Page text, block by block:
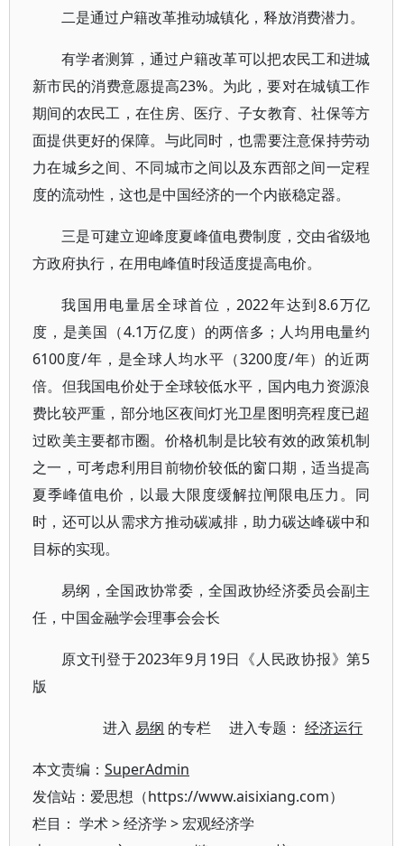
二是通过户籍改革推动城镇化，释放消费潜力。
有学者测算，通过户籍改革可以把农民工和进城
新市民的消费意愿提高23%。为此，要对在城镇工作
期间的农民工，在住房、医疗、子女教育、社保等方
面提供更好的保障。与此同时，也需要注意保持劳动
力在城乡之间、不同城市之间以及东西部之间一定程
度的流动性，这也是中国经济的一个内嵌稳定器。
三是可建立迎峰度夏峰值电费制度，交由省级地
方政府执行，在用电峰值时段适度提高电价。
我国用电量居全球首位，2022年达到8.6万亿
度，是美国（4.1万亿度）的两倍多；人均用电量约
6100度/年，是全球人均水平（3200度/年）的近两
倍。但我国电价处于全球较低水平，国内电力资源浪
费比较严重，部分地区夜间灯光卫星图明亮程度已超
过欧美主要都市圈。价格机制是比较有效的政策机制
之一，可考虑利用目前物价较低的窗口期，适当提高
夏季峰值电价，以最大限度缓解拉闸限电压力。同
时，还可以从需求方推动碳减排，助力碳达峰碳中和
目标的实现。
易纲，全国政协常委，全国政协经济委员会副主
任，中国金融学会理事会会长
原文刊登于2023年9月19日《人民政协报》第5
版
进入易纲 的专栏 进入专题：经济运行
本文责编： SuperAdmin
发信站：爱思想（https://www.aisixiang.com）
栏目： 学术>经济学 >宏观经济学